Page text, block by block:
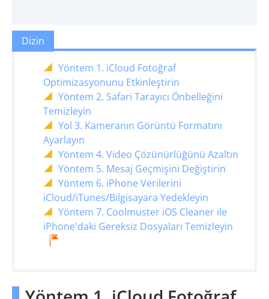
Dizin
Yöntem 1. iCloud Fotoğraf
Optimizasyonunu Etkinleştirin
Yöntem 2. Safari Tarayıcı Önbelleğini
Temizleyin
Yol 3. Kameranın Görüntü Formatını
Ayarlayın
Yöntem 4. Video Çözünürlüğünü Azaltın
Yöntem 5. Mesaj Geçmişini Değiştirin
Yöntem 6. iPhone Verilerini
iCloud/iTunes/Bilgisayara Yedekleyin
Yöntem 7. Coolmuster iOS Cleaner ile
iPhone'daki Gereksiz Dosyaları Temizleyin